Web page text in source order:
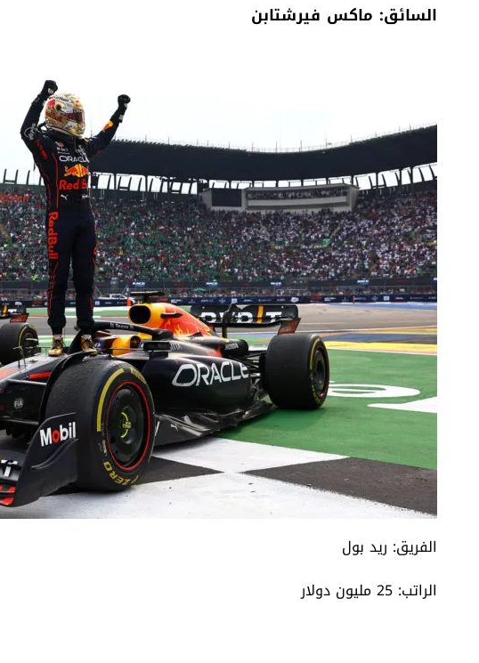
السائق: ماكس فيرشتابن
الفريق: ريد بول
الراتب: 25 مليون دولار